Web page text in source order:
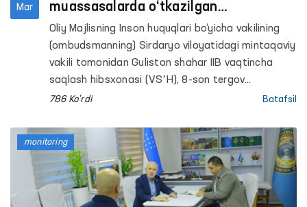
Mar
muassasalarda o‘tkazilgan
monitoringlarda ayrim kamchiliklar
aniqlandi - Ombudsman
Oliy Majlisning Inson huquqlari bo‘yicha vakilining
(ombudsmanning) Sirdaryo viloyatidagi mintaqaviy
vakili tomonidan Guliston shahar IIB vaqtincha
saqlash hibsxonasi (VSʼH), 8-son tergov
hibsxonasi (TH), Respublika ixtisoslashtirilgan
psixiatriya bo‘yicha Sirdaryo viloyati filiali, Sirdaryo
“Muruvvat” nogironligi bo‘lgan shaxslar uchun
ayollar internat uyi hamda Maʼmuriy qamoqqa
olingan shaxslarni qabul qilish va saqlash uchun
mo‘ljallangan maxsus qabulxonaga monitoring
786 Ko'rdi Batafsil
monitoring